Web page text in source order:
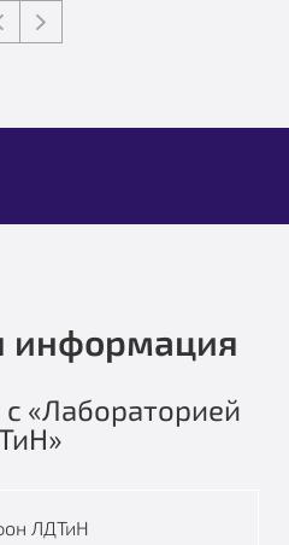
информация
«Лабораторией
ЛДТиН